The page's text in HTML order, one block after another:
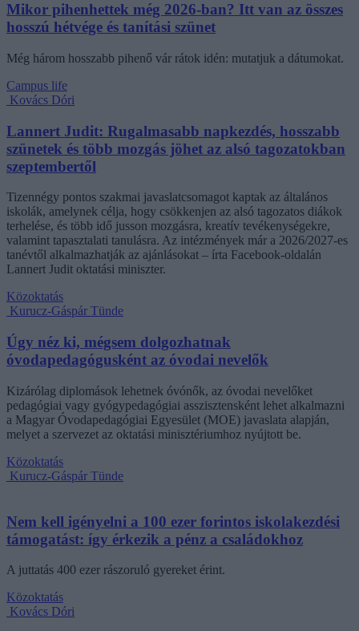
Mikor pihenhettek még 2026-ban? Itt van az összes
hosszú hétvége és tanítási szünet
Még három hosszabb pihenő vár rátok idén: mutatjuk a dátumokat.
Campus life
Kovács Dóri
Lannert Judit: Rugalmasabb napkezdés, hosszabb
szünetek és több mozgás jöhet az alsó tagozatokban
szeptembertől
Tizennégy pontos szakmai javaslatcsomagot kaptak az általános
iskolák, amelynek célja, hogy csökkenjen az alsó tagozatos diákok
terhelése, és több idő jusson mozgásra, kreatív tevékenységekre,
valamint tapasztalati tanulásra. Az intézmények már a 2026/2027-es
tanévtől alkalmazhatják az ajánlásokat – írta Facebook-oldalán
Lannert Judit oktatási miniszter.
Közoktatás
Kurucz-Gáspár Tünde
Úgy néz ki, mégsem dolgozhatnak
óvodapedagógusként az óvodai nevelők
Kizárólag diplomások lehetnek óvónők, az óvodai nevelőket
pedagógiai vagy gyógypedagógiai asszisztensként lehet alkalmazni
a Magyar Óvodapedagógiai Egyesület (MOE) javaslata alapján,
melyet a szervezet az oktatási minisztériumhoz nyújtott be.
Közoktatás
Kurucz-Gáspár Tünde
Nem kell igényelni a 100 ezer forintos iskolakezdési
támogatást: így érkezik a pénz a családokhoz
A juttatás 400 ezer rászoruló gyereket érint.
Közoktatás
Kovács Dóri